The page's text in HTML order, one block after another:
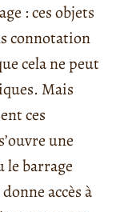
: ces objets
connotation
cela ne peut
Mais
ces
une
le barrage
accès à